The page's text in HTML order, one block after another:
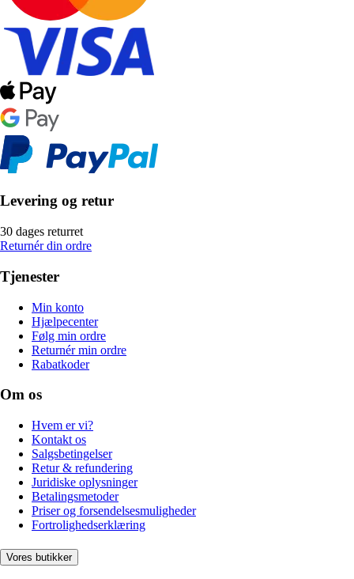
Levering og retur
30 dages returret
Returnér din ordre
Tjenester
Min konto
Hjælpecenter
Følg min ordre
Returnér min ordre
Rabatkoder
Om os
Hvem er vi?
Kontakt os
Salgsbetingelser
Retur & refundering
Juridiske oplysninger
Betalingsmetoder
Priser og forsendelsesmuligheder
Fortrolighedserklæring
Vores butikker